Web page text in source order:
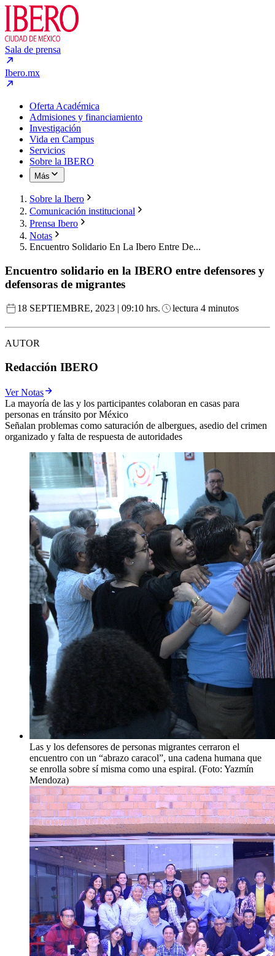
Sala de prensa
Ibero.mx
Oferta Académica
Admisiones y financiamiento
Investigación
Vida en Campus
Servicios
Sobre la IBERO
Más
Sobre la Ibero
Comunicación institucional
Prensa Ibero
Notas
Encuentro Solidario En La Ibero Entre De...
Encuentro solidario en la IBERO entre defensores y
defensoras de migrantes
18 SEPTIEMBRE, 2023 | 09:10 hrs. lectura 4 minutos
AUTOR
Redacción IBERO
Ver Notas
La mayoría de las y los participantes colaboran en casas para
personas en tránsito por México
Señalan problemas como saturación de albergues, asedio del crimen
organizado y falta de respuesta de autoridades
Las y los defensores de personas migrantes cerraron el
encuentro con un “abrazo caracol”, una cadena humana que
se enrolla sobre sí misma como una espiral. (Foto: Yazmín
Mendoza)